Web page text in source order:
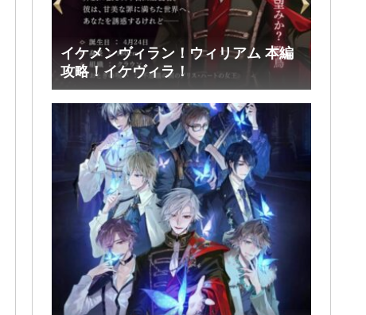
イケメンヴィラン！ウィリアム 本編
攻略！イケヴィラ！